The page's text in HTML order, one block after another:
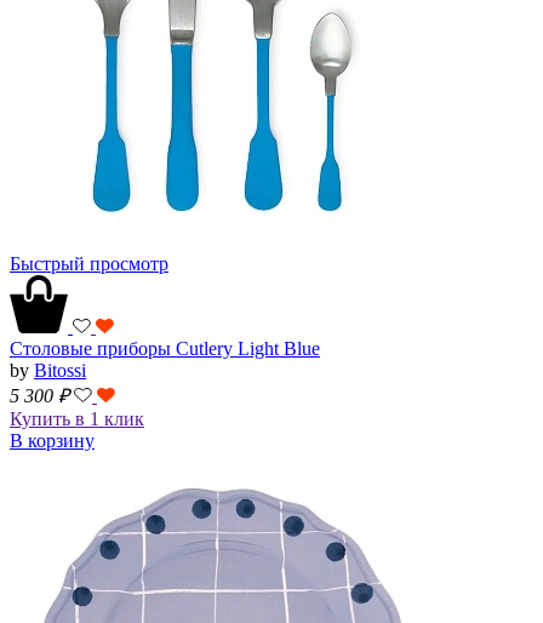
Быстрый просмотр
Столовые приборы Cutlery Light Blue
by Bitossi
5 300 ₽
Купить в 1 клик
В корзину